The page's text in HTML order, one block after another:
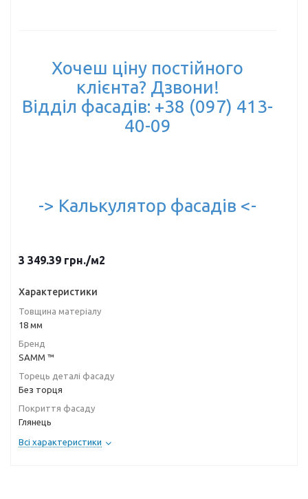
Хочеш ціну постійного
клієнта? Дзвони!
Відділ фасадів: +38 (097) 413-
40-09
-> Калькулятор фасадів <-
3 349.39 грн./м2
Характеристики
Товщина матеріалу
18 мм
Бренд
SAMM ™
Торець деталі фасаду
Без торця
Покриття фасаду
Глянець
Всі характеристики